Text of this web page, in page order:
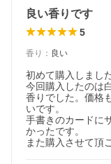
で、ヨガや禅、マイ
るなど習慣にしやす
日々のリラックスタイ
お香の香りを純粋に
に楽しめるのが香り
のときの気分に合わ
せん。
空気の浄化に
掃除後にお香を焚く
じられますのでおす
良い香りです
5
香り ： 良い
初めて購入しました
今回購入したのは
香りでした。価格
いです。
手書きのカードに
かったです。
また購入させて頂